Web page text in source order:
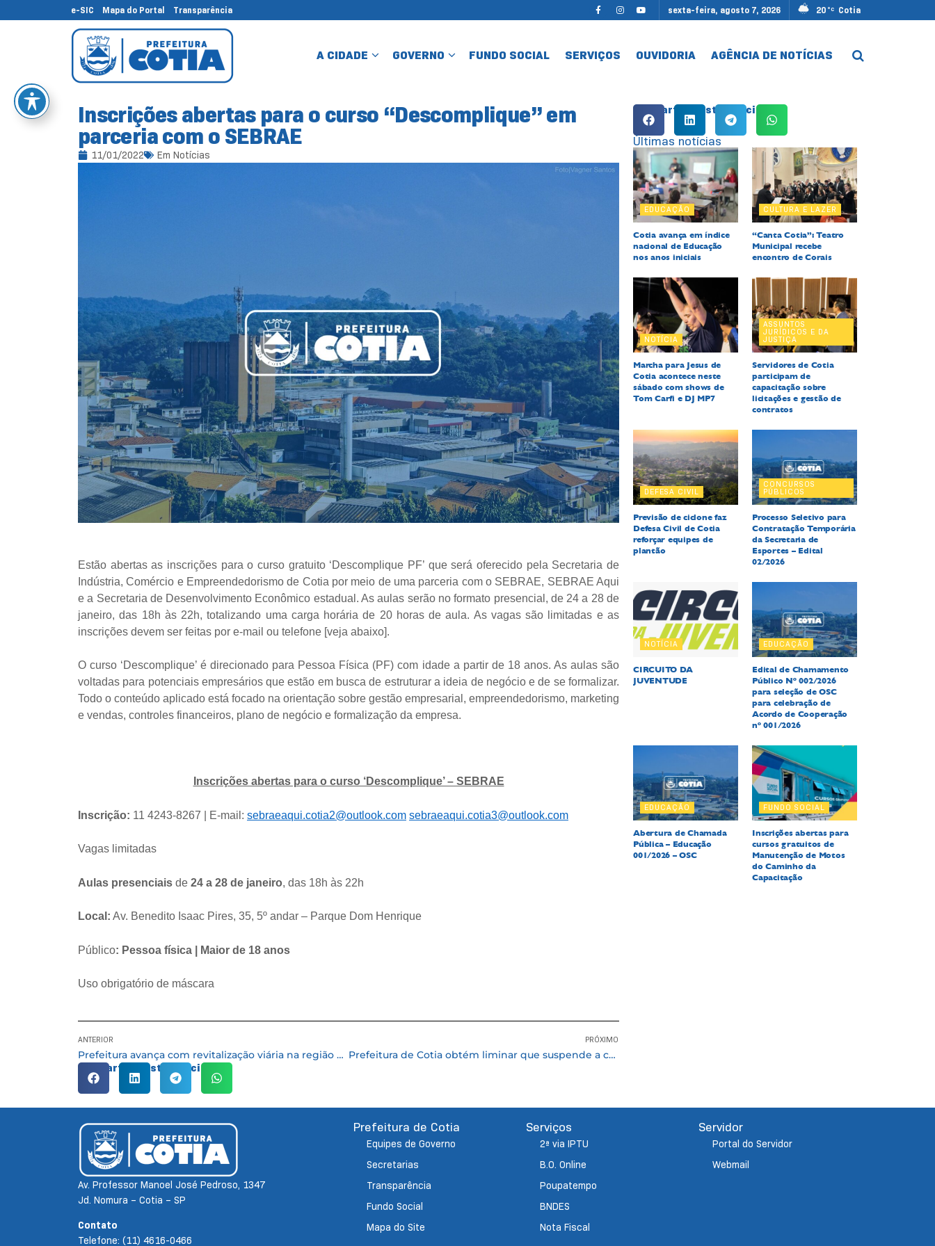
e-SIC Mapa do Portal Transparência sexta-feira, agosto 7, 2026 20 °C Cotia
A CIDADE GOVERNO FUNDO SOCIAL SERVIÇOS OUVIDORIA AGÊNCIA DE NOTÍCIAS
Inscrições abertas para o curso “Descomplique” em
parceria com o SEBRAE
11/01/2022 Em Notícias
Estão abertas as inscrições para o curso gratuito ‘Descomplique PF’ que será oferecido pela Secretaria de
Indústria, Comércio e Empreendedorismo de Cotia por meio de uma parceria com o SEBRAE, SEBRAE Aqui
e a Secretaria de Desenvolvimento Econômico estadual. As aulas serão no formato presencial, de 24 a 28 de
janeiro, das 18h às 22h, totalizando uma carga horária de 20 horas de aula. As vagas são limitadas e as
inscrições devem ser feitas por e-mail ou telefone [veja abaixo].
O curso ‘Descomplique’ é direcionado para Pessoa Física (PF) com idade a partir de 18 anos. As aulas são
voltadas para potenciais empresários que estão em busca de estruturar a ideia de negócio e de se formalizar.
Todo o conteúdo aplicado está focado na orientação sobre gestão empresarial, empreendedorismo, marketing
e vendas, controles financeiros, plano de negócio e formalização da empresa.
Inscrições abertas para o curso ‘Descomplique’ – SEBRAE
Inscrição: 11 4243-8267 | E-mail: sebraeaqui.cotia2@outlook.com sebraeaqui.cotia3@outlook.com
Vagas limitadas
Aulas presenciais de 24 a 28 de janeiro, das 18h às 22h
Local: Av. Benedito Isaac Pires, 35, 5º andar – Parque Dom Henrique
Público: Pessoa física | Maior de 18 anos
Uso obrigatório de máscara
ANTERIOR
Prefeitura avança com revitalização viária na região do Turiguara
PRÓXIMO
Prefeitura de Cotia obtém liminar que suspende a cobrança da taxa do lixo
Compartilhe esta notícia:
Compartilhe esta notícia:
Últimas notícias
EDUCAÇÃO
Cotia avança em índice
nacional de Educação
nos anos iniciais
CULTURA E LAZER
“Canta Cotia”: Teatro
Municipal recebe
encontro de Corais
NOTÍCIA
Marcha para Jesus de
Cotia acontece neste
sábado com shows de
Tom Carfi e DJ MP7
ASSUNTOS
JURÍDICOS E DA
JUSTIÇA
Servidores de Cotia
participam de
capacitação sobre
licitações e gestão de
contratos
DEFESA CIVIL
Previsão de ciclone faz
Defesa Civil de Cotia
reforçar equipes de
plantão
CONCURSOS
PÚBLICOS
Processo Seletivo para
Contratação Temporária
da Secretaria de
Esportes – Edital
02/2026
NOTÍCIA
CIRCUITO DA
JUVENTUDE
EDUCAÇÃO
Edital de Chamamento
Público Nº 002/2026
para seleção de OSC
para celebração de
Acordo de Cooperação
nº 001/2026
EDUCAÇÃO
Abertura de Chamada
Pública – Educação
001/2026 – OSC
FUNDO SOCIAL
Inscrições abertas para
cursos gratuitos de
Manutenção de Motos
do Caminho da
Capacitação
Av. Professor Manoel José Pedroso, 1347
Jd. Nomura – Cotia – SP
Contato
Telefone: (11) 4616-0466
Prefeitura de Cotia
Equipes de Governo
Secretarias
Transparência
Fundo Social
Mapa do Site
Serviços
2ª via IPTU
B.O. Online
Poupatempo
BNDES
Nota Fiscal
Servidor
Portal do Servidor
Webmail